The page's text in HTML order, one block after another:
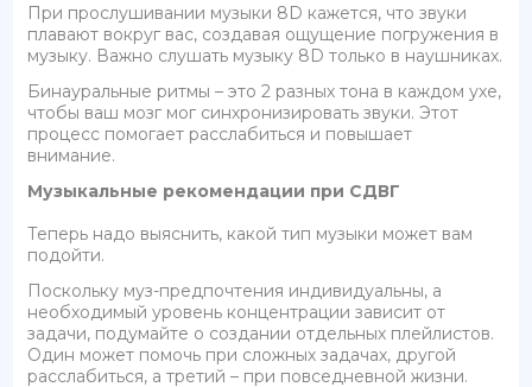
При прослушивании музыки 8D кажется, что звуки
плавают вокруг вас, создавая ощущение погружения в
музыку. Важно слушать музыку 8D только в наушниках.
Бинауральные ритмы – это 2 разных тона в каждом ухе,
чтобы ваш мозг мог синхронизировать звуки. Этот
процесс помогает расслабиться и повышает
внимание.
Музыкальные рекомендации при СДВГ
Теперь надо выяснить, какой тип музыки может вам
подойти.
Поскольку муз-предпочтения индивидуальны, а
необходимый уровень концентрации зависит от
задачи, подумайте о создании отдельных плейлистов.
Один может помочь при сложных задачах, другой
расслабиться, а третий – при повседневной жизни.